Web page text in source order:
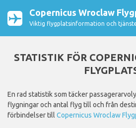
Copernicus Wroclaw
Viktig flygplatsinformation och
STATISTIK FÖR
En rad statistik som täcker
flygningar och antal flyg till och från
förbindelser till Copernicus Wroclaw